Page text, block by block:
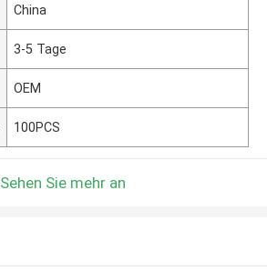
China
3-5 Tage
OEM
100PCS
Sehen Sie mehr an